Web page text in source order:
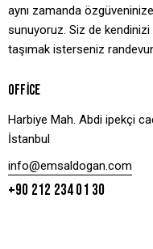
aynı zamanda
sunuyoruz. Siz de
taşımak isterseniz
OFFICE
Harbiye Mah. Abdi ipekçi
İstanbul
info@emsaldogan.com
+90 212 234 01 30